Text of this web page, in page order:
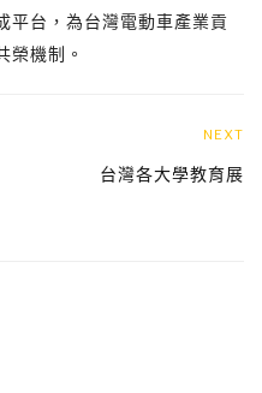
平台，為台灣電動車產業貢
榮機制。
NEXT
台灣各大學教育展